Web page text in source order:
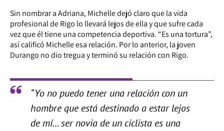
Sin nombrar a Adriana, Michelle dejó claro que la vida
profesional de Rigo lo llevará lejos de ella y que sufre cada
vez que él tiene una competencia deportiva. “Es una tortura”,
así calificó Michelle esa relación. Por lo anterior, la joven
Durango no dio tregua y terminó su relación con Rigo.
“Yo no puedo tener una relación con un
hombre que está destinado a estar lejos
de mí… ser novia de un ciclista es una